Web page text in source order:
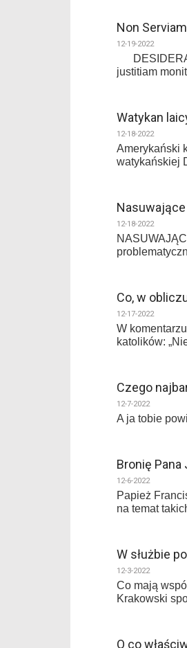
Non
12-19-2022
justitiam
Watykan
12-18-2022
Amerykański
watykańskiej
12-18-2022
Co, w
12-17-2022
W
katolików:
Czego
12-7-2022
A ja tobie
Bronię
12-6-2022
Papież
na temat
W służbie
12-3-2022
Co mają
Krakowski
O co